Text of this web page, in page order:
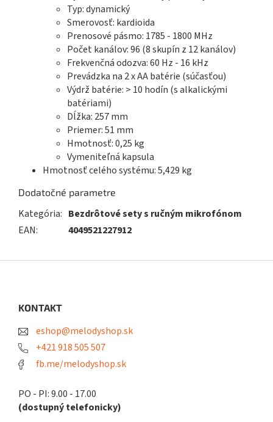
Typ: dynamický
Smerovosť: kardioida
Prenosové pásmo: 1785 - 1800 MHz
Počet kanálov: 96 (8 skupín z 12 kanálov)
Frekvenčná odozva: 60 Hz - 16 kHz
Prevádzka na 2 x AA batérie (súčasťou)
Výdrž batérie: > 10 hodín (s alkalickými
batériami)
Dĺžka: 257 mm
Priemer: 51 mm
Hmotnosť: 0,25 kg
Vymeniteľná kapsula
Hmotnosť celého systému: 5,429 kg
Dodatočné parametre
Kategória: Bezdrôtové sety s ručným mikrofónom
EAN: 4049521227912
KONTAKT
eshop@melodyshop.sk
+421 918 505 507
fb.me/melodyshop.sk
PO - PI: 9.00 - 17.00
(dostupný telefonicky)